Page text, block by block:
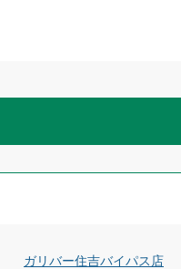
ガリバー住吉バイパス店